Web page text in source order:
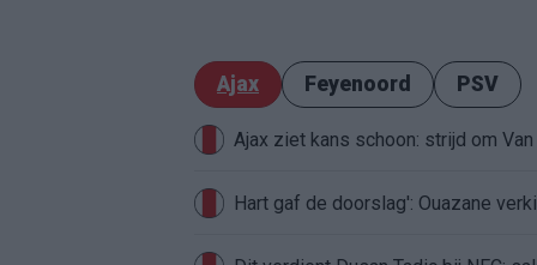
Ajax Feyenoord PSV
Ajax ziet kans schoon: strijd om
Hart gaf de doorslag': Ouazane